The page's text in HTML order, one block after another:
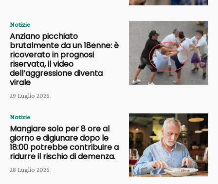
Notizie
Anziano picchiato
brutalmente da un 18enne: è
ricoverato in prognosi
riservata, il video
dell’aggressione diventa
virale
29 Luglio 2026
Notizie
Mangiare solo per 8 ore al
giorno e digiunare dopo le
18:00 potrebbe contribuire a
ridurre il rischio di demenza.
28 Luglio 2026